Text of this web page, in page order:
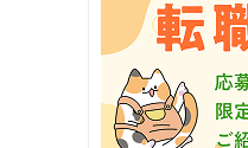
タクシードライバー／入社祝
イースタンモータース東京株式会
正社員 未経験OK 学歴不
月給30万円〜60万円